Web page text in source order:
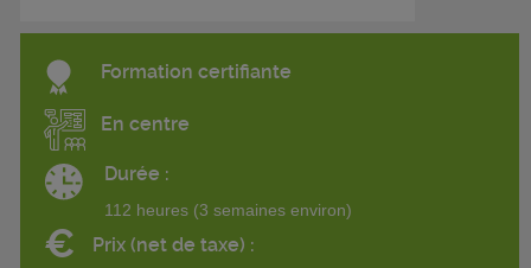
Formation certifiante
En centre
Durée :
112 heures (3 semaines environ)
€ Prix (net de taxe) :